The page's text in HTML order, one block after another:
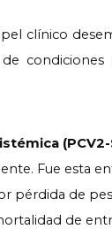
clínico
condiciones
Fue esta
pérdida de
de